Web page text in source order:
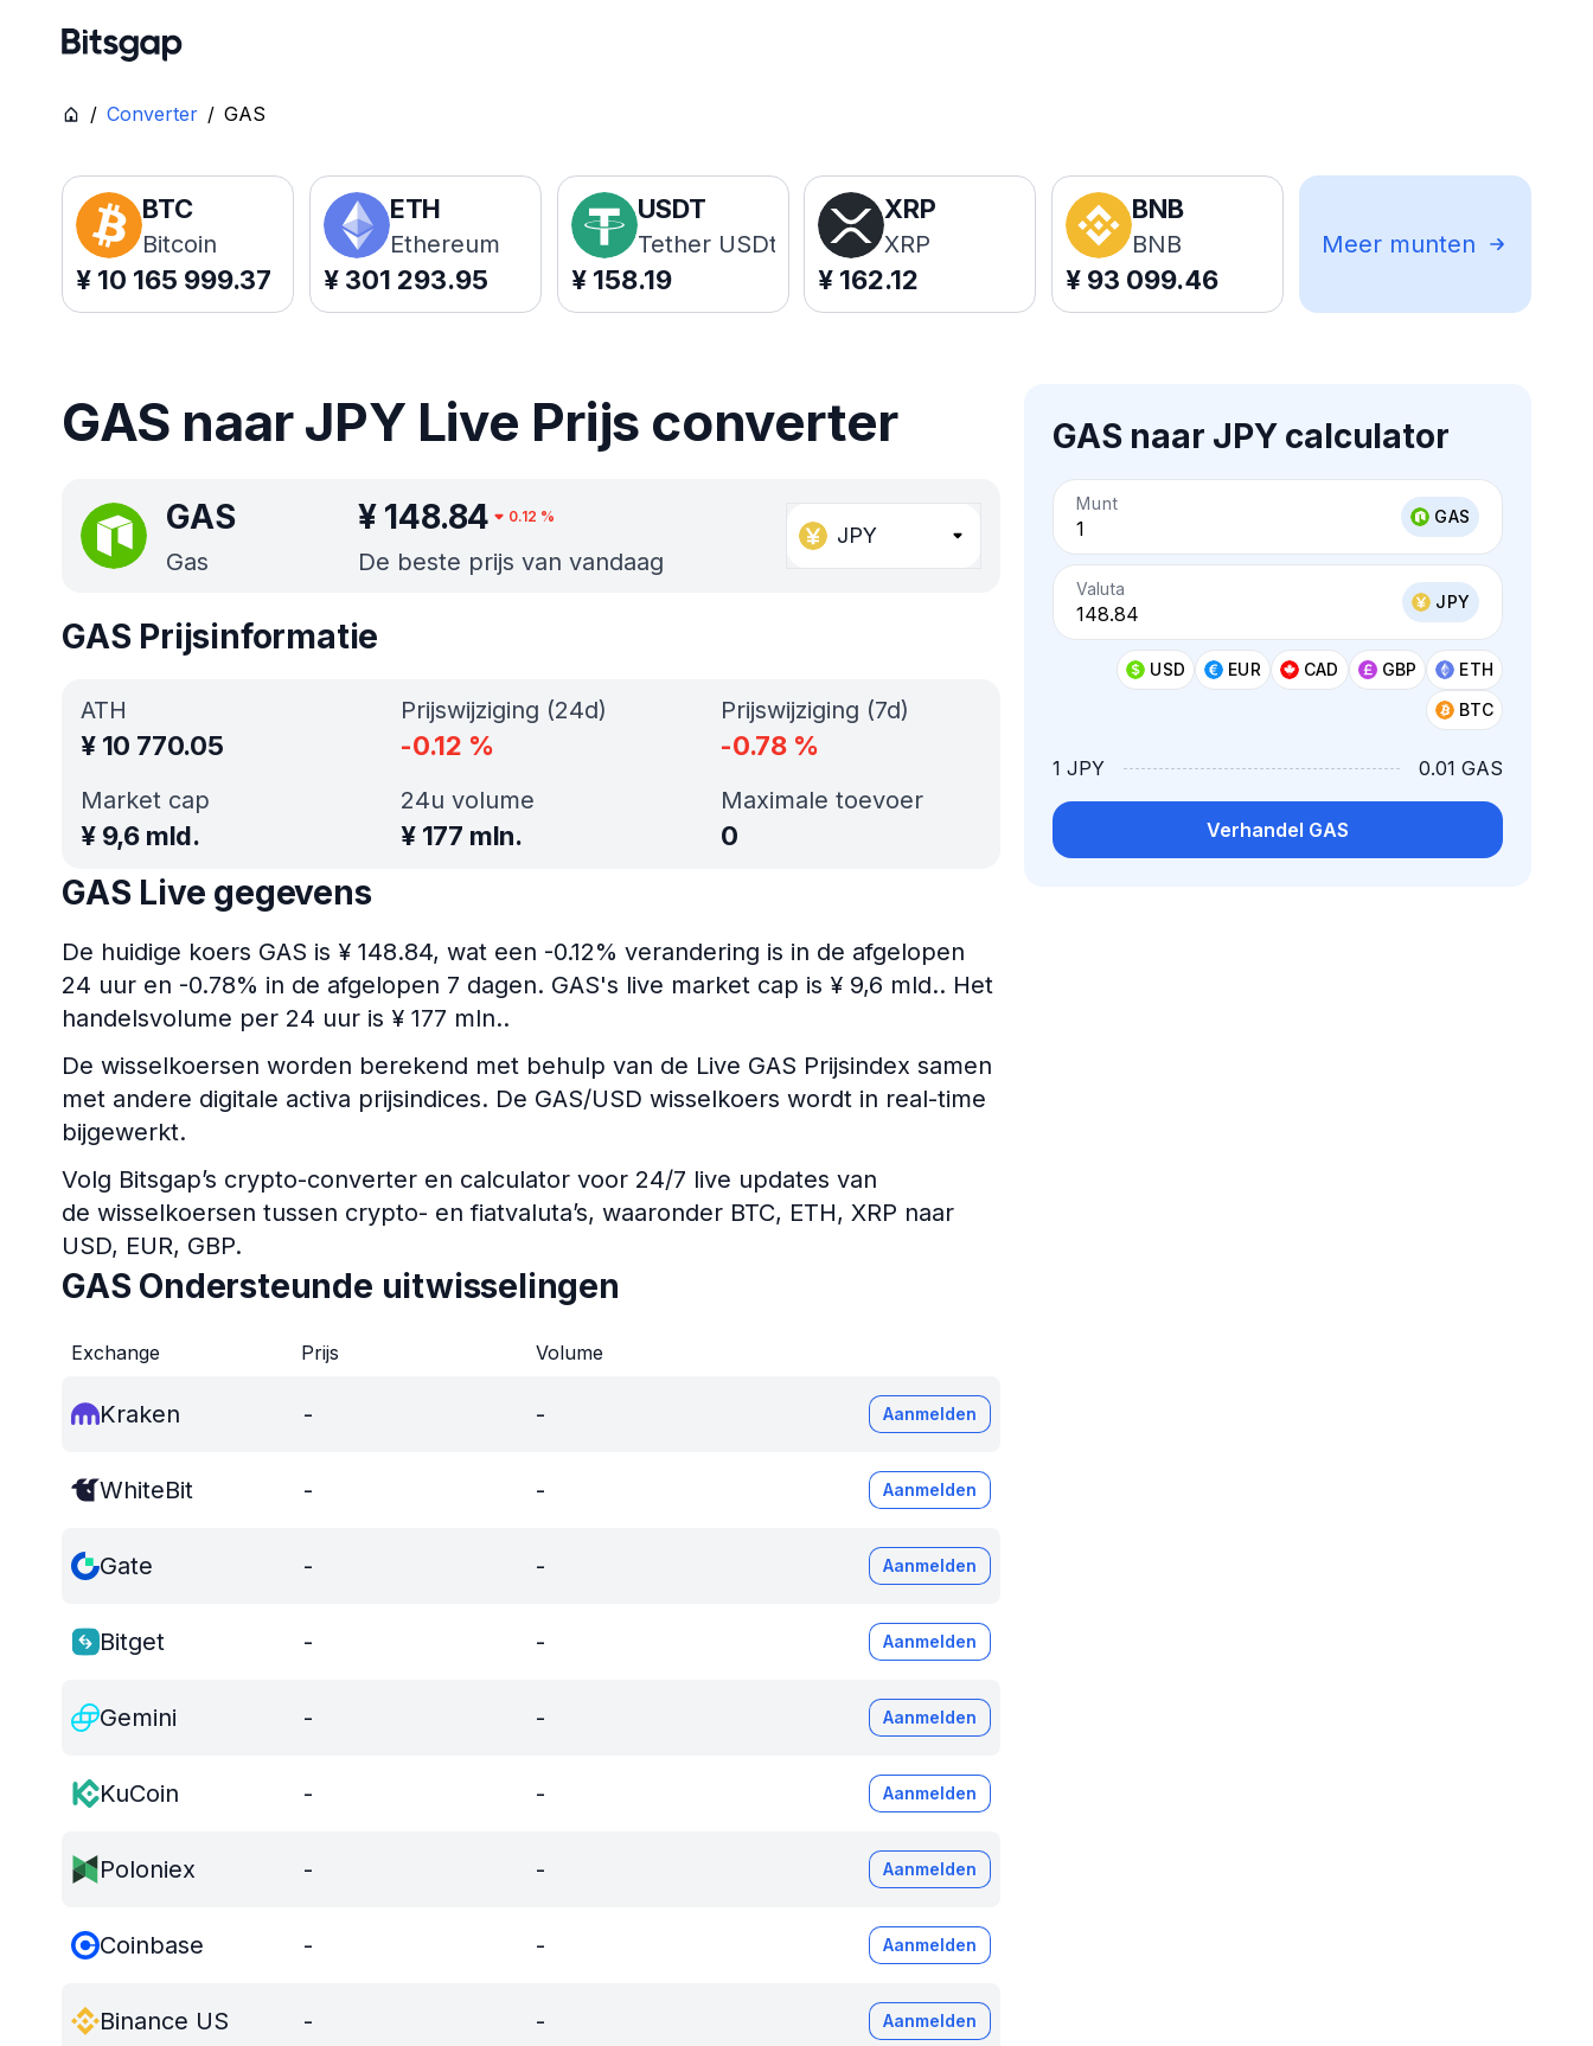
/ Converter / GAS
BTC
Bitcoin
¥ 10 165 999.37
ETH
Ethereum
¥ 301 293.95
USDT
Tether USDt
¥ 158.19
XRP
XRP
¥ 162.12
BNB
BNB
¥ 93 099.46
Meer munten
GAS naar JPY Live Prijs converter
GAS
Gas
¥ 148.84 0.12 %
De beste prijs van vandaag
JPY
GAS naar JPY calculator
Munt
GAS
Valuta
JPY
USD EUR CAD GBP
ETH
BTC
1 JPY 0.01 GAS
Verhandel GAS
GAS Prijsinformatie
ATH
¥ 10 770.05
Market cap
¥ 9,6 mld.
Prijswijziging (24d)
-0.12 %
Prijswijziging (7d)
-0.78 %
24u volume
¥ 177 mln.
Maximale toevoer
0
GAS Live gegevens
De huidige koers GAS is ¥ 148.84, wat een -0.12% verandering is in de afgelopen
24 uur en -0.78% in de afgelopen 7 dagen. GAS's live market cap is ¥ 9,6 mld.. Het
handelsvolume per 24 uur is ¥ 177 mln..
De wisselkoersen worden berekend met behulp van de Live GAS Prijsindex samen
met andere digitale activa prijsindices. De GAS/USD wisselkoers wordt in real-time
bijgewerkt.
Volg Bitsgap’s crypto-converter en calculator voor 24/7 live updates van
de wisselkoersen tussen crypto- en fiatvaluta’s, waaronder BTC, ETH, XRP naar
USD, EUR, GBP.
GAS Ondersteunde uitwisselingen
Exchange Prijs Volume
Kraken - - Aanmelden
WhiteBit - - Aanmelden
Gate - - Aanmelden
Bitget - - Aanmelden
Gemini - - Aanmelden
KuCoin - - Aanmelden
Poloniex - - Aanmelden
Coinbase - - Aanmelden
Binance US - - Aanmelden